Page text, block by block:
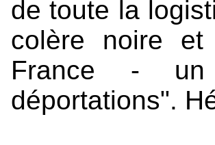
de toute la
colère noire
France - un
déportations".